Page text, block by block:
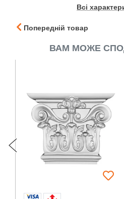
Всі
Попередній товар
ВАМ МОЖЕ